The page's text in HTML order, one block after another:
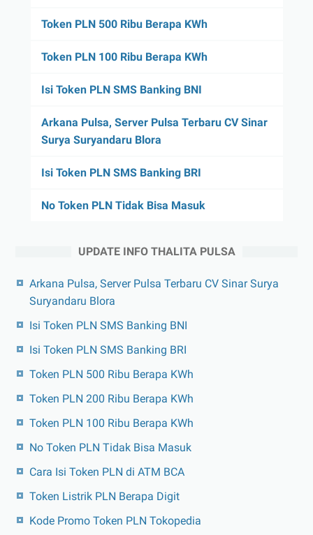
Token PLN 500 Ribu Berapa KWh
Token PLN 100 Ribu Berapa KWh
Isi Token PLN SMS Banking BNI
Arkana Pulsa, Server Pulsa Terbaru CV Sinar
Surya Suryandaru Blora
Isi Token PLN SMS Banking BRI
No Token PLN Tidak Bisa Masuk
UPDATE INFO THALITA PULSA
Arkana Pulsa, Server Pulsa Terbaru CV Sinar Surya
Suryandaru Blora
Isi Token PLN SMS Banking BNI
Isi Token PLN SMS Banking BRI
Token PLN 500 Ribu Berapa KWh
Token PLN 200 Ribu Berapa KWh
Token PLN 100 Ribu Berapa KWh
No Token PLN Tidak Bisa Masuk
Cara Isi Token PLN di ATM BCA
Token Listrik PLN Berapa Digit
Kode Promo Token PLN Tokopedia